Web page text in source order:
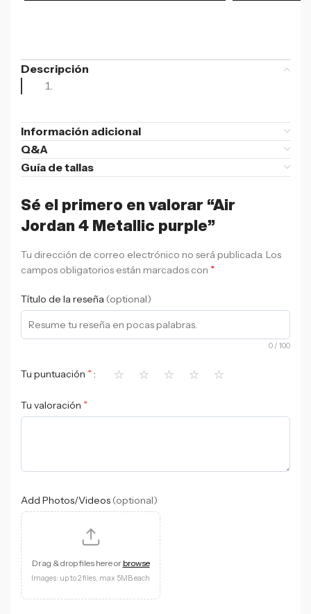
Descripción
Información adicional
Q&A
Guía de tallas
Sé el primero en valorar “Air
Jordan 4 Metallic purple”
Tu dirección de correo electrónico no será publicada. Los
campos obligatorios están marcados con *
Título de la reseña (optional)
0 / 100
Tu puntuación * ⭐ ⭐ ⭐ ⭐ ⭐
Tu valoración *
Add Photos/Videos (optional)
Drag & drop files here or browse
Images: up to 2 files, max 5MB each